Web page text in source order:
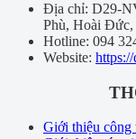
Địa chỉ: D29-
Phù, Hoài
Hotline: 094
Website:
Giới thiệu công